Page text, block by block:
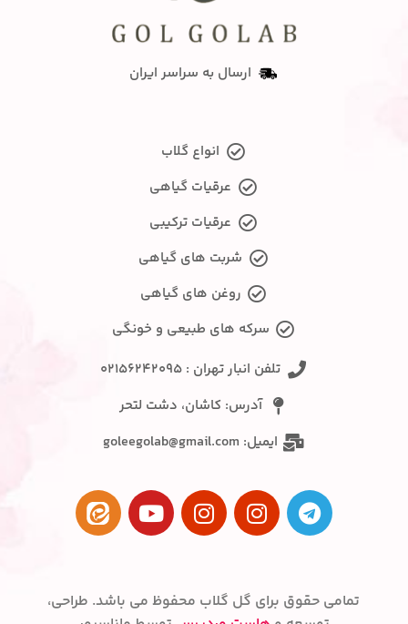
ارسال به سراسر ایران
انواع گلاب
عرقیات گیاهی
عرقیات ترکیبی
شربت های گیاهی
روغن های گیاهی
سرکه های طبیعی و خونگی
تلفن انبار تهران : ۰۲۱۵۶۲۴۲۰۹۵
آدرس: کاشان، دشت لتحر
ایمیل: goleegolab@gmail.com
تمامی حقوق برای گل گلاب محفوظ می باشد. طراحی،